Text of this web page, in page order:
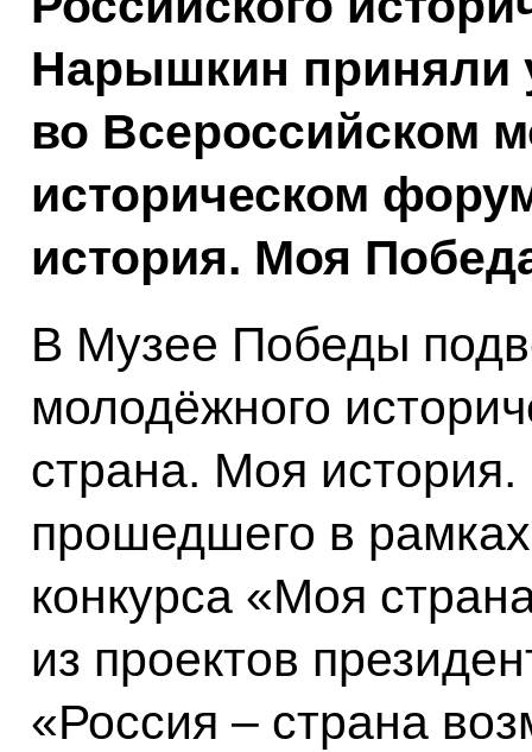
Нарышкин приняли
во Всероссийском
историческом
история. Моя
В Музее Победы
молодёжного
страна. Моя
прошедшего в
конкурса «Моя
из проектов
«Россия – страна